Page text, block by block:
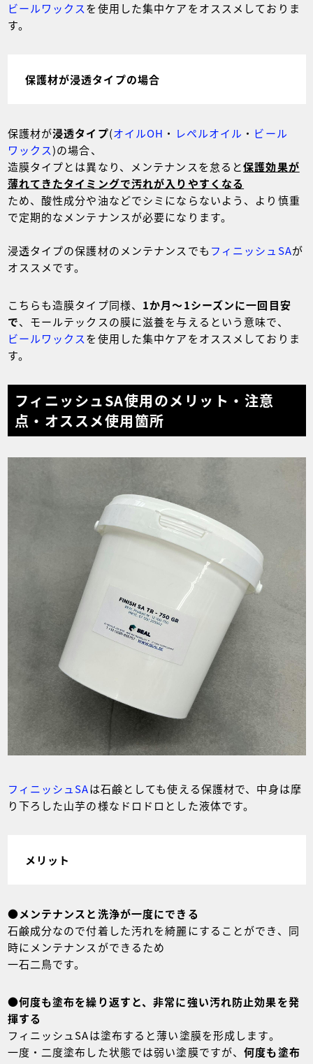
ビールワックスを使用した集中ケアをオススメしておりま
す。
保護材が浸透タイプの場合
保護材が浸透タイプ(オイルOH ・ レペルオイル ・ ビール
ワックス)の場合、
造膜タイプとは異なり、メンテナンスを怠ると保護効果が
薄れてきたタイミングで汚れが入りやすくなる
ため、酸性成分や油などでシミにならないよう、より慎重
で定期的なメンテナンスが必要になります。
浸透タイプの保護材のメンテナンスでも フィニッシュSAが
オススメです。
こちらも造膜タイプ同様、 1か月～1シーズンに一回目安
で、モールテックスの膜に滋養を与えるという意味で、
ビールワックスを使用した集中ケアをオススメしておりま
す。
フィニッシュSA使用のメリット・注意
点・オススメ使用箇所
フィニッシュSAは石鹸としても使える保護材で、中身は摩
り下ろした山芋の様なドロドロとした液体です。
メリット
●メンテナンスと洗浄が一度にできる
石鹸成分なので付着した汚れを綺麗にすることができ、同
時にメンテナンスができるため
一石二鳥です。
●何度も塗布を繰り返すと、非常に強い汚れ防止効果を発
揮する
フィニッシュSAは塗布すると薄い塗膜を形成します。
一度・二度塗布した状態では弱い塗膜ですが、何度も塗布